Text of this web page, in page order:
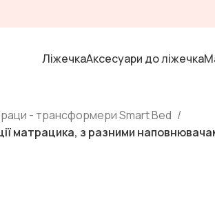
ЛіжечкаАксесуари до ліжечка
- трансформери Smart Bed
матрацика, з разними